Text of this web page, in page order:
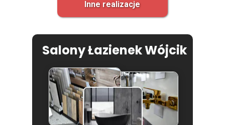
Inne realizacje
Salony Łazienek Wójcik